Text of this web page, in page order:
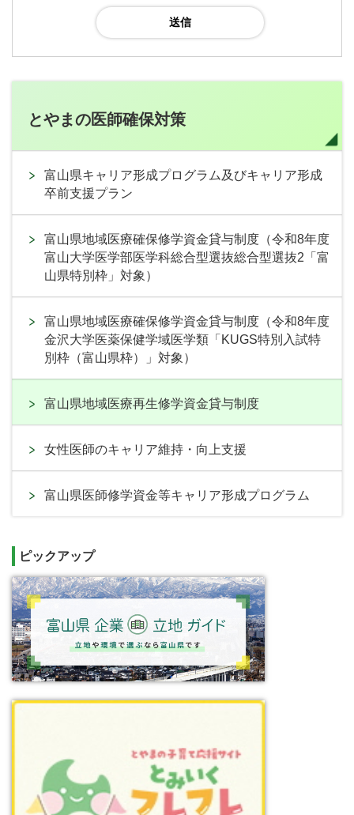
とやまの医師確保対策
富山県キャリア形成プログラム及びキャリア形成
卒前支援プラン
富山県地域医療確保修学資金貸与制度（令和8年度
富山大学医学部医学科総合型選抜総合型選抜2「富
山県特別枠」対象）
富山県地域医療確保修学資金貸与制度（令和8年度
金沢大学医薬保健学域医学類「KUGS特別入試特
別枠（富山県枠）」対象）
富山県地域医療再生修学資金貸与制度
女性医師のキャリア維持・向上支援
富山県医師修学資金等キャリア形成プログラム
ピックアップ